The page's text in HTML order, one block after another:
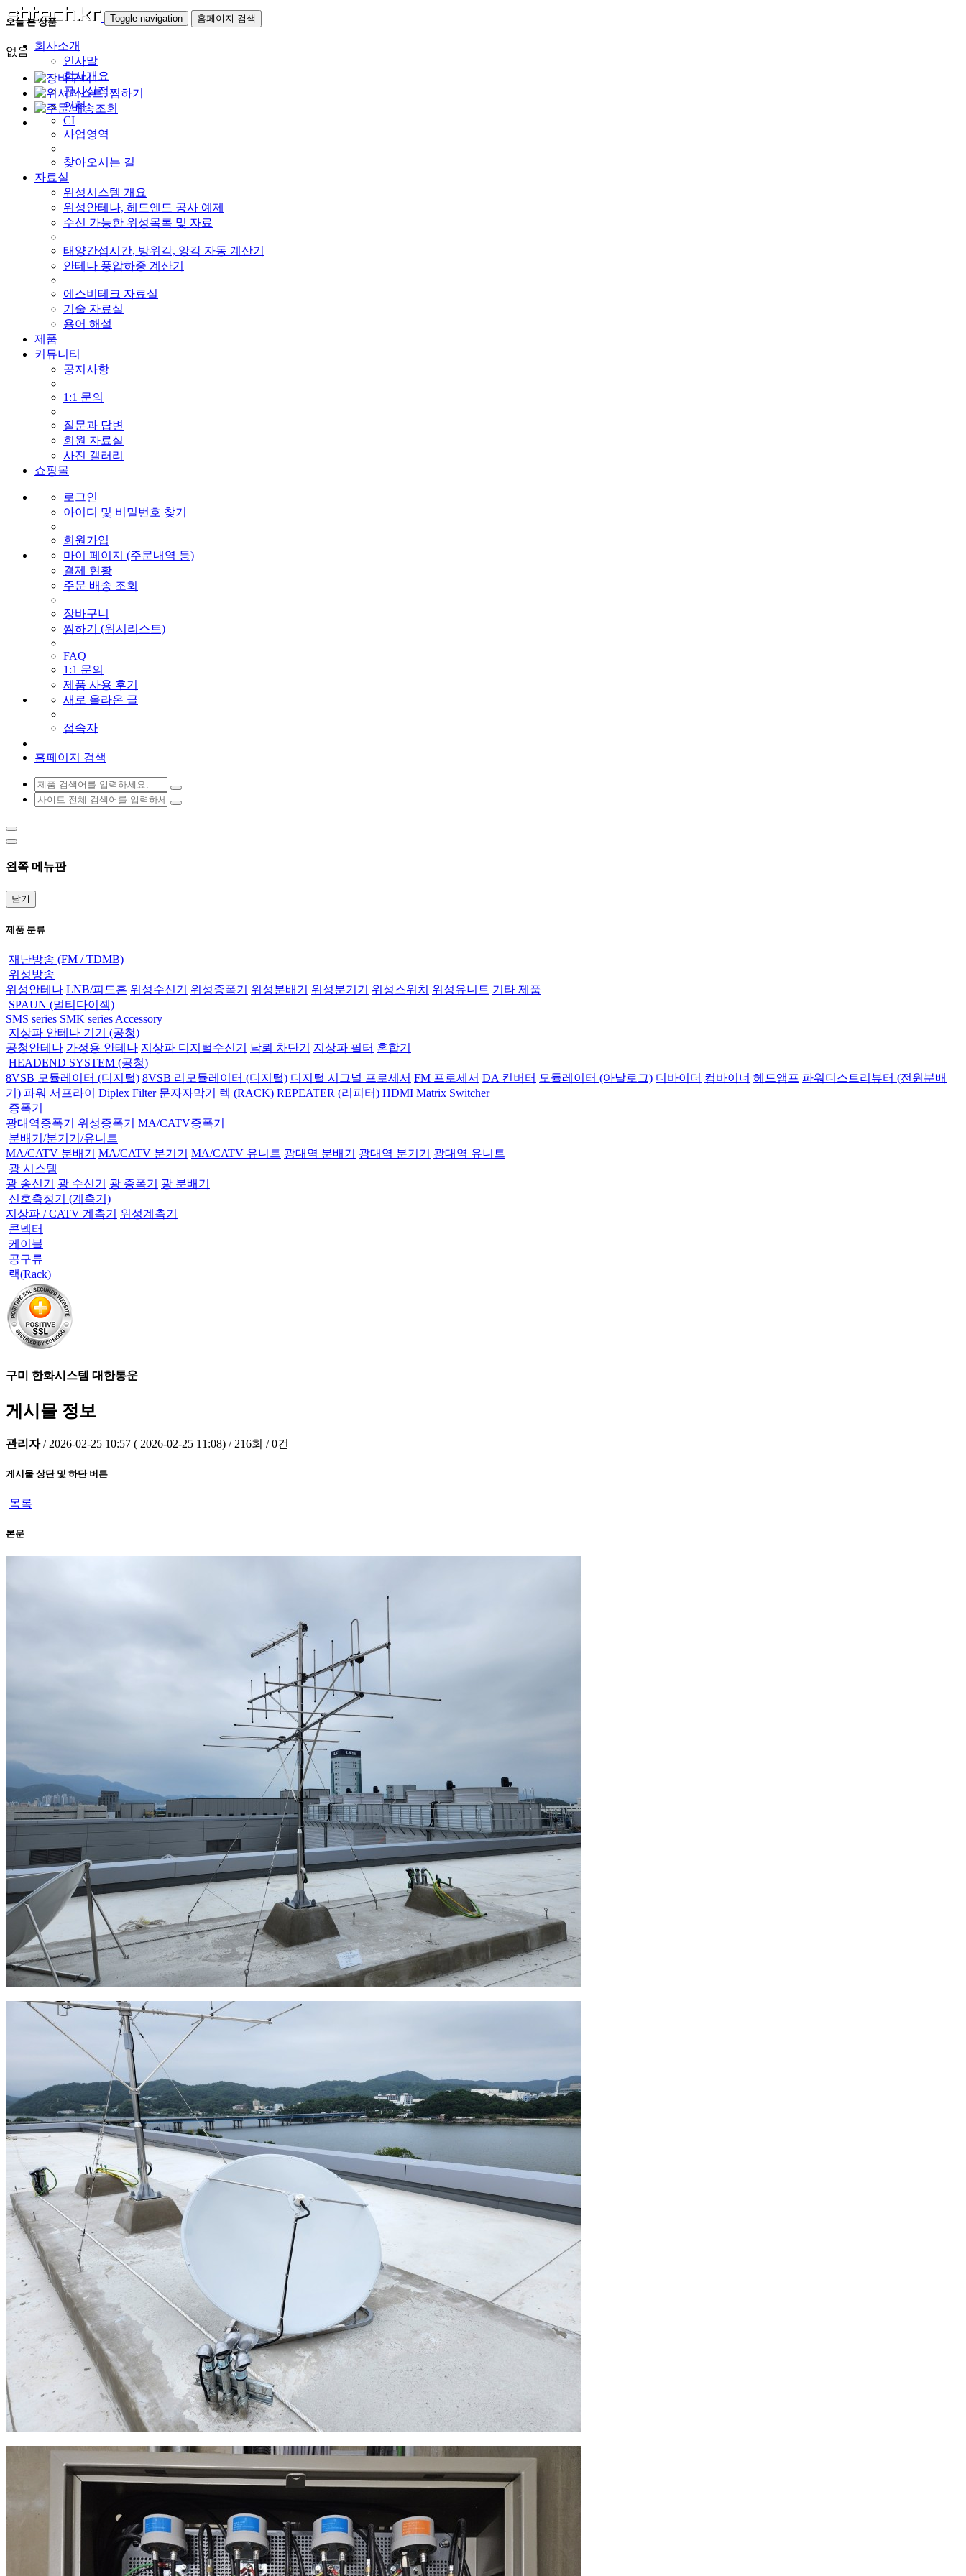
Toggle navigation 홈페이지 검색
회사소개
인사말
회사개요
공사실적
연혁
CI
사업영역
찾아오시는 길
자료실
위성시스템 개요
위성안테나, 헤드엔드 공사 예제
수신 가능한 위성목록 및 자료
태양간섭시간, 방위각, 앙각 자동 계산기
안테나 풍압하중 계산기
에스비테크 자료실
기술 자료실
용어 해설
제품
커뮤니티
공지사항
1:1 문의
질문과 답변
회원 자료실
사진 갤러리
쇼핑몰
로그인
아이디 및 비밀번호 찾기
회원가입
마이 페이지 (주문내역 등)
결제 현황
주문 배송 조회
장바구니
찜하기 (위시리스트)
FAQ
1:1 문의
제품 사용 후기
새로 올라온 글
접속자
홈페이지 검색
왼쪽 메뉴판
닫기
제품 분류
재난방송 (FM / TDMB)
위성방송
위성안테나 LNB/피드혼 위성수신기 위성증폭기 위성분배기 위성분기기 위성스위치 위성유니트 기타 제품
SPAUN (멀티다이젝)
SMS series SMK series Accessory
지상파 안테나 기기 (공청)
공청안테나 가정용 안테나 지상파 디지털수신기 낙뢰 차단기 지상파 필터 혼합기
HEADEND SYSTEM (공청)
8VSB 모듈레이터 (디지털) 8VSB 리모듈레이터 (디지털) 디지털 시그널 프로세서 FM 프로세서 DA 컨버터 모듈레이터 (아날로그) 디바이더 컴바이너 헤드앰프 파워디스트리뷰터 (전원분배
기) 파워 서프라이 Diplex Filter 문자자막기 렉 (RACK) REPEATER (리피터) HDMI Matrix Switcher
증폭기
광대역증폭기
위성증폭기
MA/CATV증폭기
분배기/분기기/유니트
MA/CATV 분배기
MA/CATV 분기기 MA/CATV 유니트 광대역 분배기 광대역 분기기
광대역 유니트
광 시스템
광 송신기
광 수신기 광 증폭기
광 분배기
신호측정기 (계측기)
지상파 / CATV 계측기
위성계측기
콘넥터
케이블
공구류
랙(Rack)
구미 한화시스템 대한통운
게시물 정보
관리자 / 2026-02-25 10:57 ( 2026-02-25 11:08) / 216회 / 0건
게시물 상단 및 하단 버튼
목록
본문
오늘 본 상품
없음